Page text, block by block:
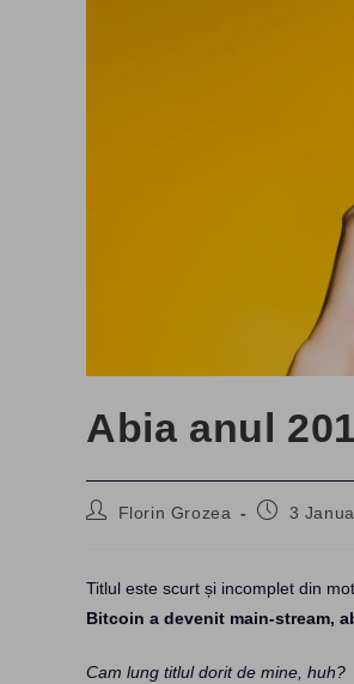
Abia anul
PostFlorin Grozea
Post3
Titlul este scurt și incomplet din
Bitcoin a devenit main-stream,
Cam lung titlul dorit de mine, huh?